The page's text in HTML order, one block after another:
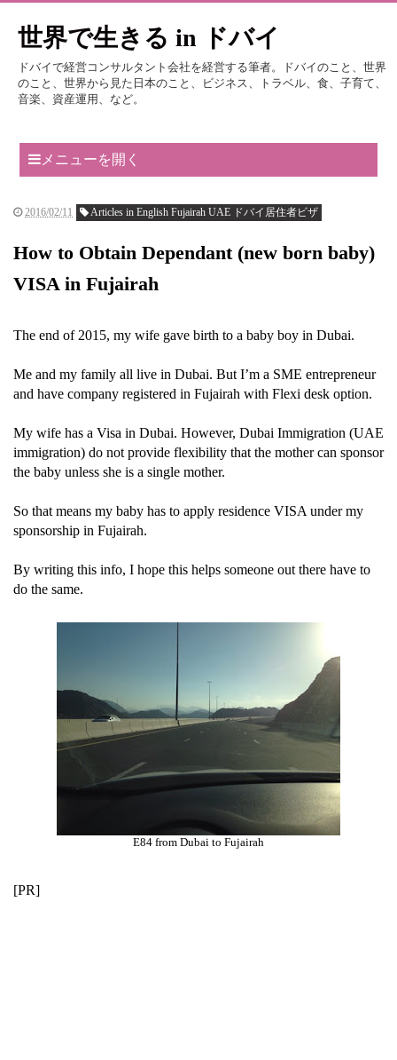
世界で生きる in ドバイ
ドバイで経営コンサルタント会社を経営する筆者。ドバイのこと、世界
のこと、世界から見た日本のこと、ビジネス、トラベル、食、子育て、
音楽、資産運用、など。
メニューを開く
2016/02/11 Articles in English Fujairah UAE ドバイ居住者ビザ
How to Obtain Dependant (new born baby)
VISA in Fujairah
The end of 2015, my wife gave birth to a baby boy in Dubai.
Me and my family all live in Dubai. But I’m a SME entrepreneur
and have company registered in Fujairah with Flexi desk option.
My wife has a Visa in Dubai. However, Dubai Immigration (UAE
immigration) do not provide flexibility that the mother can sponsor
the baby unless she is a single mother.
So that means my baby has to apply residence VISA under my
sponsorship in Fujairah.
By writing this info, I hope this helps someone out there have to
do the same.
E84 from Dubai to Fujairah
[PR]